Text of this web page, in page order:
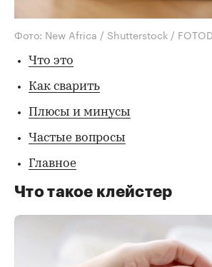
Фото: New Africa / Shutterstock /
Что это
Как сварить
Плюсы и минусы
Частые вопросы
Главное
Что такое клейстер